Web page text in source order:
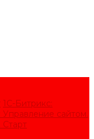
1С-Битрикс:
Управление сайтом.
Старт